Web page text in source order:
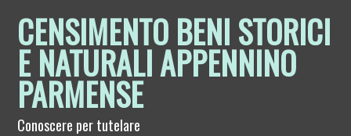
CENSIMENTO BENI STORICI
E NATURALI APPENNINO
PARMENSE
Conoscere per tutelare